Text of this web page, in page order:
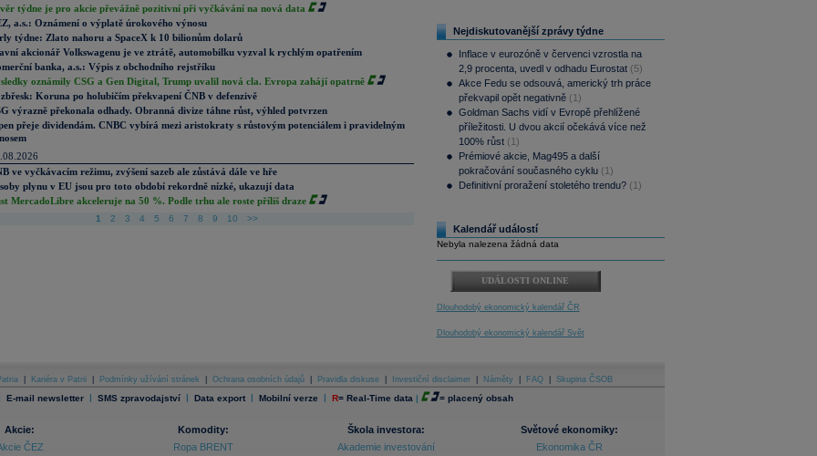
týdne je pro akcie převážně pozitivní při vyčkávání na nová data
a.s.: Oznámení o výplatě úrokového výnosu
týdne: Zlato nahoru a SpaceX k 10 bilionům dolarů
akcionář Volkswagenu je ve ztrátě, automobilku vyzval k rychlým opatřením
banka, a.s.: Výpis z obchodního rejstříku
oznámily CSG a Gen Digital, Trump uvalil nová cla. Evropa zahájí opatrně
Koruna po holubičím překvapení ČNB v defenzivě
výrazně překonala odhady. Obranná divize táhne růst, výhled potvrzen
přeje dividendám. CNBC vybírá mezi aristokraty s růstovým potenciálem i pravidelným
ve vyčkávacím režimu, zvýšení sazeb ale zůstává dále ve hře
plynu v EU jsou pro toto období rekordně nízké, ukazují data
MercadoLibre akceleruje na 50 %. Podle trhu ale roste příliš draze
1 2 3 4 5 6 7 8 9 10 >>
Nejdiskutovanější zprávy týdne
Inflace v eurozóně v červenci vzrostla na
2,9 procenta, uvedl v odhadu Eurostat (5)
Akce Fedu se odsouvá, americký trh práce
překvapil opět negativně (1)
Goldman Sachs vidí v Evropě přehlížené
příležitosti. U dvou akcií očekává více než
100% růst (1)
Prémiové akcie, Mag495 a další
pokračování současného cyklu (1)
Definitivní proražení stoletého trendu? (1)
Kalendář událostí
Nebyla nalezena žádná data
UDÁLOSTI ONLINE
Dlouhodobý ekonomický kalendář ČR
Dlouhodobý ekonomický kalendář Svět
Kariéra v Patrii Podmínky užívání stránek Ochrana osobních údajů Pravidla diskuse Investiční disclaimer Náměty FAQ Skupina ČSOB
E-mail newsletter | SMS zpravodajství | Data export | Mobilní verze | R= Real-Time data | = placený obsah
Akcie:
ČEZ
Komodity:
Ropa BRENT
Škola investora:
Akademie investování
Světové ekonomiky:
Ekonomika ČR